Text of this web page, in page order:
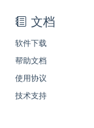
文档
软件下载
帮助文档
使用协议
技术支持